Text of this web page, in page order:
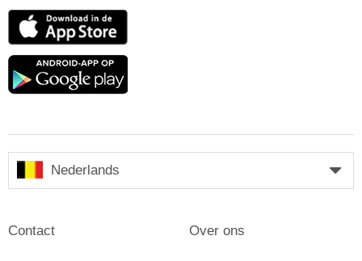
App
Google
Nederlands
Contact Over ons